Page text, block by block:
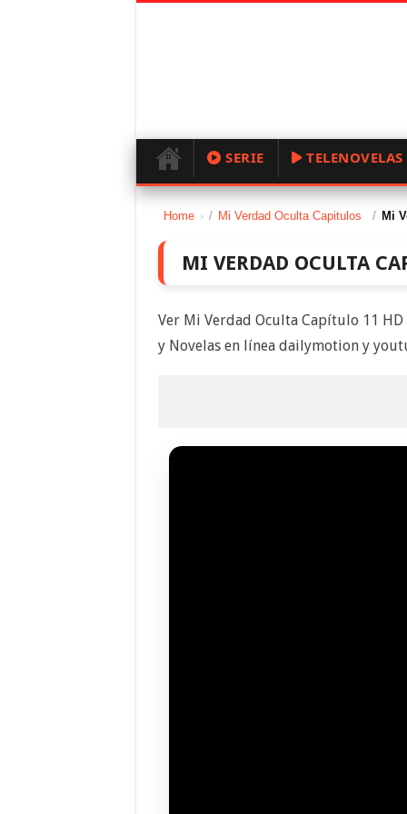
SERIE TELENOVELAS
Home / Mi Verdad Oculta Capitulos / Mi
MI VERDAD OCULTA
Ver Mi Verdad Oculta Capítulo 11
y Novelas en línea dailymotion y